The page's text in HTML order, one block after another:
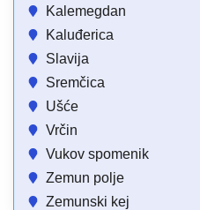
Kalemegdan
Kaluđerica
Slavija
Sremčica
Ušće
Vrčin
Vukov spomenik
Zemun polje
Zemunski kej